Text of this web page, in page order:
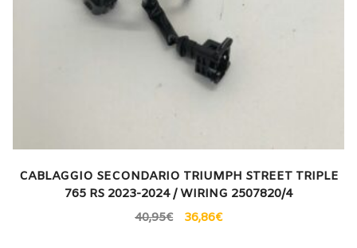
CABLAGGIO SECONDARIO TRIUMPH STREET TRIPLE
765 RS 2023-2024 / WIRING 2507820/4
40,95€ 36,86€